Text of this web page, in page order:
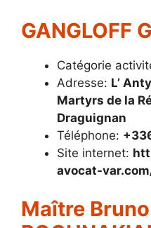
GANGLOFF
Catégorie
Adresse: L’
Martyrs de la
Draguignan
Téléphone:
Site internet:
avocat-
Maître Bruno